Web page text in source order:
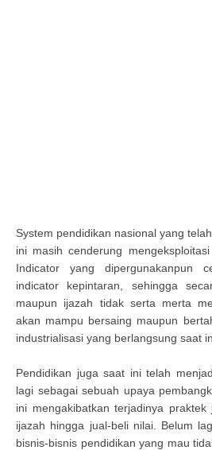
System pendidikan nasional yang
ini masih cenderung
Indicator yang dipergunakanpun
indicator kepintaran, sehingga
maupun ijazah tidak serta merta
akan mampu bersaing maupun
industrialisasi yang berlangsung saat
Pendidikan juga saat ini telah
lagi sebagai sebuah upaya
ini mengakibatkan terjadinya
ijazah hingga jual-beli nilai. Belum
bisnis-bisnis pendidikan yang mau